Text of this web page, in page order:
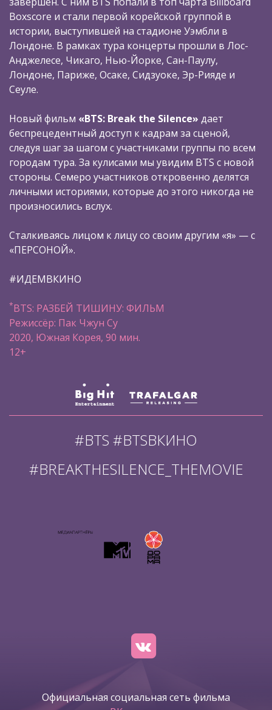
Boxscore и стали первой корейской группой в
истории, выступившей на стадионе Уэмбли в
Лондоне. В рамках тура концерты прошли в Лос-
Анджелесе, Чикаго, Нью-Йорке, Сан-Паулу,
Лондоне, Париже, Осаке, Сидзуоке, Эр-Рияде и
Сеуле.
Новый фильм «BTS: Break the Silence» дает
беспрецедентный доступ к кадрам за сценой,
следуя шаг за шагом с участниками группы по всем
городам тура. За кулисами мы увидим BTS c новой
стороны. Семеро участников откровенно делятся
личными историями, которые до этого никогда не
произносились вслух.
Сталкиваясь лицом к лицу со своим другим «я» — с
«ПЕРСОНОЙ».
#ИДЕМВКИНО
*BTS: РАЗБЕЙ ТИШИНУ: ФИЛЬМ
Режиссёр: Пак Чжун Су
2020, Южная Корея, 90 мин.
12+
#BTS #BTSВКИНО
#BREAKTHESILENCE_THEMOVIE
Официальная социальная сеть фильма